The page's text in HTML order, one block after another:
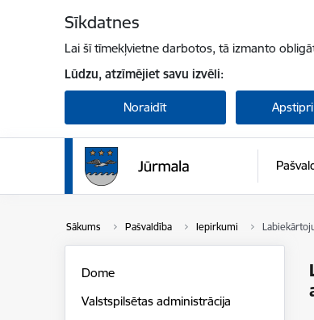
Sīkdatnes
Lai šī tīmekļvietne darbotos, tā izmanto
Lūdzu, atzīmējiet savu izvēli:
Noraidīt
Sākums Pašvaldība Iepirkumi
Dome
Valstspilsētas administrācija